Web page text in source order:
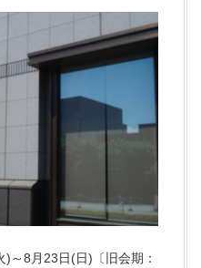
8月23日(日)〔旧会期：